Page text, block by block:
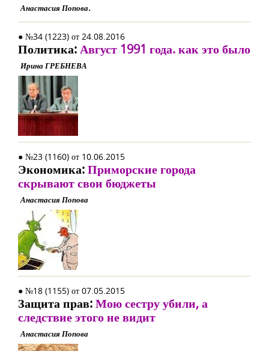
Анастасия Попова.
● №34 (1223) от 24.08.2016
Политика:Август 1991 года. как это было
Ирина ГРЕБНЕВА
● №23 (1160) от 10.06.2015
Экономика:Приморские города
скрывают свои бюджеты
Анастасия Попова
● №18 (1155) от 07.05.2015
Защита прав:Мою сестру убили, а
следствие этого не видит
Анастасия Попова